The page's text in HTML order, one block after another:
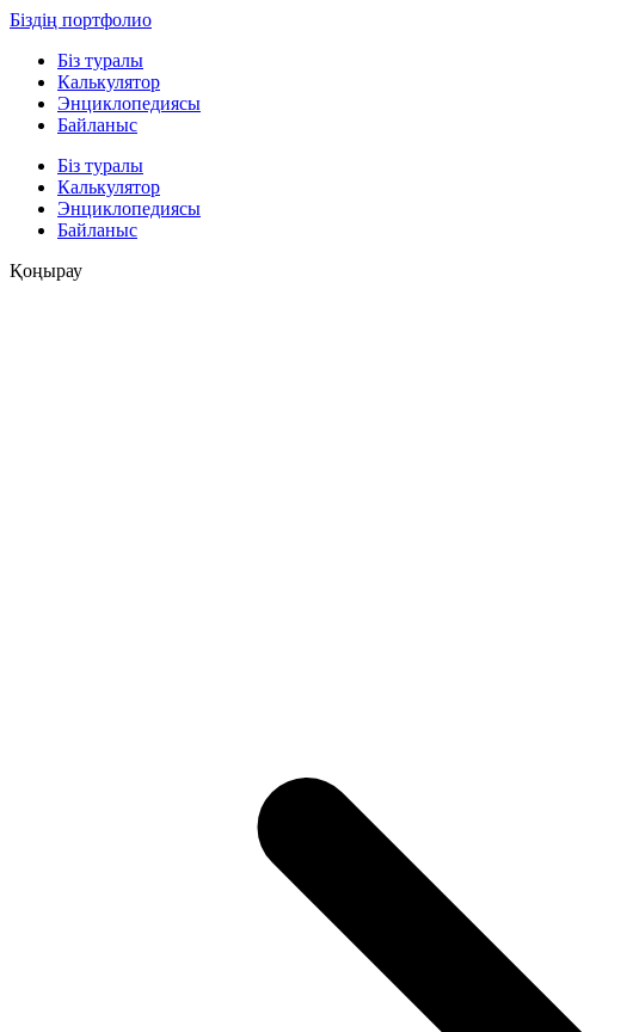
Біздің портфолио
Біз туралы
Калькулятор
Энциклопедиясы
Байланыс
Біз туралы
Калькулятор
Энциклопедиясы
Байланыс
Қоңырау